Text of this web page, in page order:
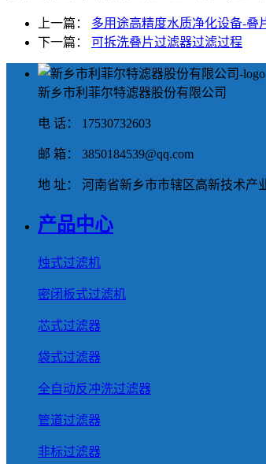
上一篇： 多用途高精度水质净化设备-叠
下一篇： 可拆洗叠片过滤器过滤过程
新乡市利菲尔特滤器股份有限公司
电 话： 17530732603
邮 箱： 3850184539@qq.com
地 址： 河南省新乡市市辖区高新技术产
产品中心
烛式过滤机
密闭板式过滤机
芯式过滤器
袋式过滤器
全自动反冲洗过滤器
管道过滤器
非标过滤器